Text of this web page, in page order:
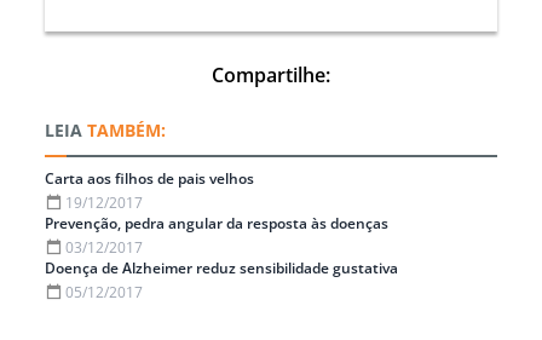
Compartilhe:
TAMBÉM:
Carta aos filhos de pais velhos
19/12/2017
Prevenção, pedra angular da resposta às doenças
03/12/2017
Doença de Alzheimer reduz sensibilidade gustativa
05/12/2017